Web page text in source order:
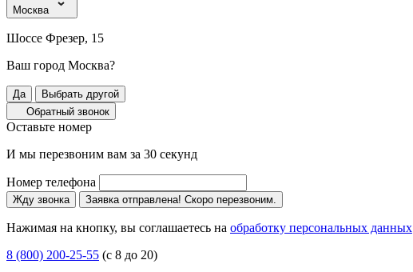
Москва
Шоссе Фрезер, 15
Ваш город Москва?
Да
Выбрать другой
Обратный звонок
Оставьте номер
И мы перезвоним вам за 30 секунд
Номер телефона
Жду звонка Заявка отправлена! Скоро перезвоним.
Нажимая на кнопку, вы соглашаетесь на обработку персональных данных
8 (800) 200-25-55 (с 8 до 20)